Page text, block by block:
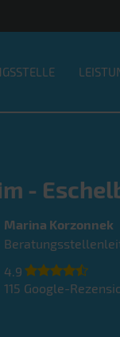
-
Marina Korzonnek
4.9
115 Google-